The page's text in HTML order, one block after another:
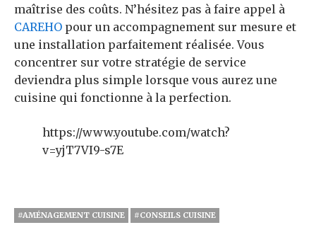
maîtrise des coûts. N’hésitez pas à faire appel à
CAREHO pour un accompagnement sur mesure et
une installation parfaitement réalisée. Vous
concentrer sur votre stratégie de service
deviendra plus simple lorsque vous aurez une
cuisine qui fonctionne à la perfection.
https://www.youtube.com/watch?
v=yjT7VI9-s7E
#AMÉNAGEMENT CUISINE
#CONSEILS CUISINE